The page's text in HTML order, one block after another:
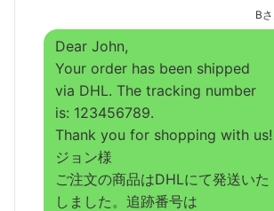
B
Dear John,
Your order has been shipped
via DHL. The tracking number
is: 123456789.
Thank you for shopping with us!
ジョン様
ご注文の商品はDHLにて発送いた
しました。追跡番号は